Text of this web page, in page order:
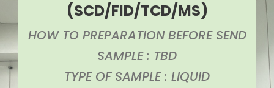
(SCD/FID/TCD/MS)
HOW TO PREPARATION BEFORE SEND
SAMPLE : TBD
TYPE OF SAMPLE : LIQUID